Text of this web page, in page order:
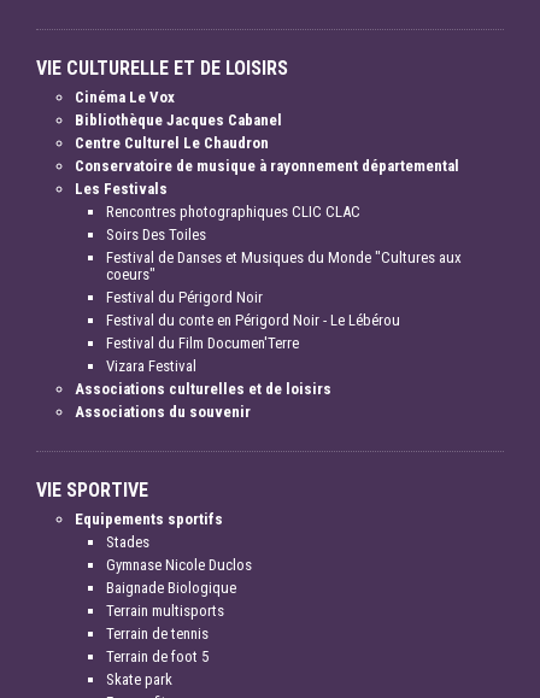
VIE CULTURELLE ET DE LOISIRS
Cinéma Le Vox
Bibliothèque Jacques Cabanel
Centre Culturel Le Chaudron
Conservatoire de musique à rayonnement départemental
Les Festivals
Rencontres photographiques CLIC CLAC
Soirs Des Toiles
Festival de Danses et Musiques du Monde "Cultures aux
coeurs"
Festival du Périgord Noir
Festival du conte en Périgord Noir - Le Lébérou
Festival du Film Documen'Terre
Vizara Festival
Associations culturelles et de loisirs
Associations du souvenir
VIE SPORTIVE
Equipements sportifs
Stades
Gymnase Nicole Duclos
Baignade Biologique
Terrain multisports
Terrain de tennis
Terrain de foot 5
Skate park